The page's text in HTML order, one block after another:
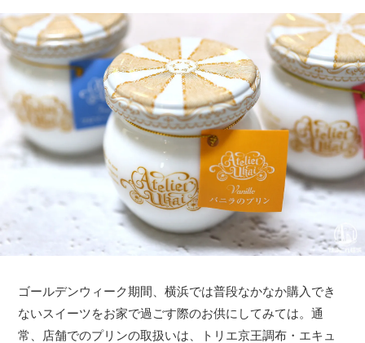
ゴールデンウィーク期間、横浜では普段なかなか購入でき
ないスイーツをお家で過ごす際のお供にしてみては。通
常、店舗でのプリンの取扱いは、トリエ京王調布・エキュ